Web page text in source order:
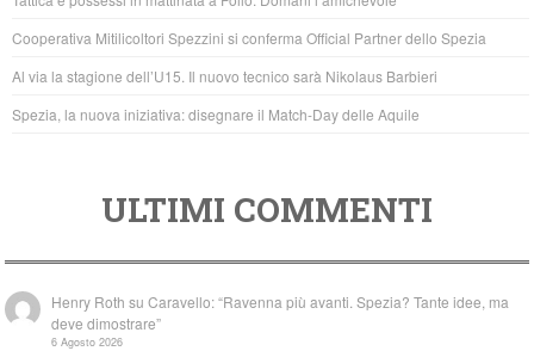
o
k
p
Cooperativa Mitilicoltori Spezzini si conferma Official Partner dello Spezia
Al via la stagione dell’U15. Il nuovo tecnico sarà Nikolaus Barbieri
Spezia, la nuova iniziativa: disegnare il Match-Day delle Aquile
ULTIMI COMMENTI
Henry Roth suCaravello: “Ravenna più avanti. Spezia? Tante idee, ma
deve dimostrare”
6 Agosto 2026